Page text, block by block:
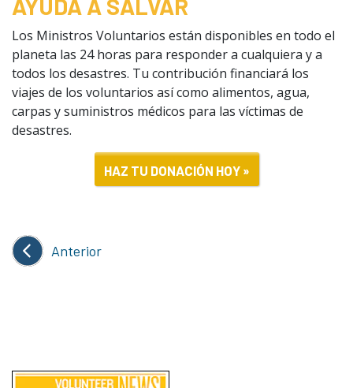
AYUDA A SALVAR
Los Ministros Voluntarios están disponibles en todo el
planeta las 24 horas para responder a cualquiera y a
todos los desastres. Tu contribución financiará los
viajes de los voluntarios así como alimentos, agua,
carpas y suministros médicos para las víctimas de
desastres.
HAZ TU DONACIÓN HOY »
Anterior